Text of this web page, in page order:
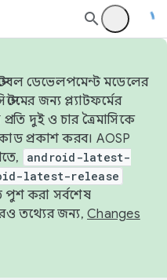
ডেভেলপমেন্ট মডেলের
জন্য প্ল্যাটফর্মের
দুই ও চার ত্রৈমাসিকে
প্রকাশ করব। AOSP
android-latest-
latest-release
পুশ করা সর্বশেষ
তথ্যের জন্য, Changes